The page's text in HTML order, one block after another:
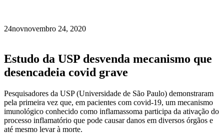
24novnovembro 24, 2020
Estudo da USP desvenda mecanismo que
desencadeia covid grave
Pesquisadores da USP (Universidade de São Paulo) demonstraram
pela primeira vez que, em pacientes com covid-19, um mecanismo
imunológico conhecido como inflamassoma participa da ativação do
processo inflamatório que pode causar danos em diversos órgãos e
até mesmo levar à morte.